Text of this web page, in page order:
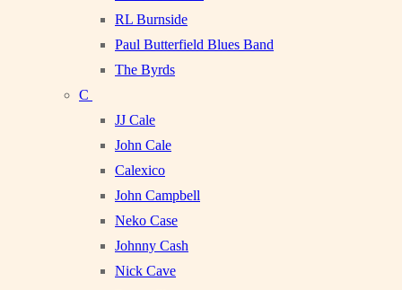
RL Burnside
Paul Butterfield Blues Band
The Byrds
C
JJ Cale
John Cale
Calexico
John Campbell
Neko Case
Johnny Cash
Nick Cave